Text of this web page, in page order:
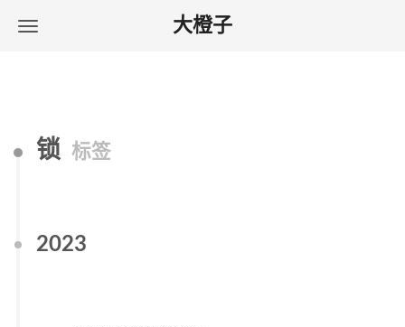
大橙子
锁 标签
2023